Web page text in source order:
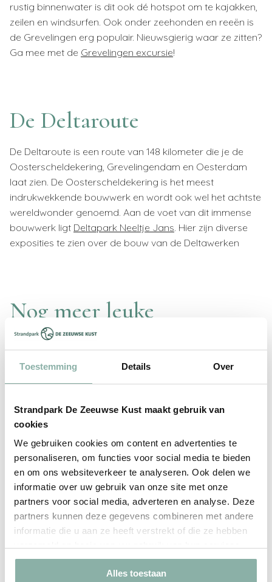
Toestemming Details Over
Strandpark De Zeeuwse Kust maakt gebruik van
cookies
We gebruiken cookies om content en advertenties te
personaliseren, om functies voor social media te bieden
en om ons websiteverkeer te analyseren. Ook delen we
informatie over uw gebruik van onze site met onze
partners voor social media, adverteren en analyse. Deze
partners kunnen deze gegevens combineren met andere
informatie die u aan ze heeft verstrekt of die ze hebben
Alles toestaan
rustig binnenwater is dit ook dé hotspot om te kajakken,
zeilen en windsurfen. Ook onder zeehonden en reeën is
de Grevelingen erg populair. Nieuwsgierig waar ze zitten?
Ga mee met de Grevelingen excursie!
De Deltaroute
De Deltaroute is een route van 148 kilometer die je de
Oosterscheldekering, Grevelingendam en Oesterdam
laat zien. De Oosterscheldekering is het meest
indrukwekkende bouwwerk en wordt ook wel het achtste
wereldwonder genoemd. Aan de voet van dit immense
bouwwerk ligt Deltapark Neeltje Jans. Hier zijn diverse
exposities te zien over de bouw van de Deltawerken
Nog meer leuke
activiteiten
in de omgeving